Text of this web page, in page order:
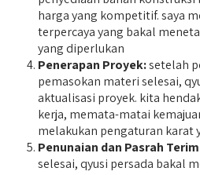
harga yang kompetitif. saya
terpercaya yang bakal
yang diperlukan
Penerapan Proyek:setelah
pemasokan materi selesai,
aktualisasi proyek. kita
kerja, memata-matai
melakukan pengaturan karat
Penunaian dan Pasrah
selesai, qyusi persada bakal